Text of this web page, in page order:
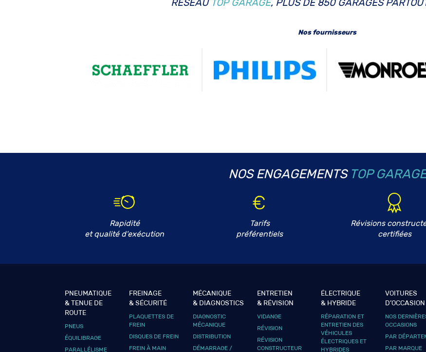
RÉSEAU TOP GARAGE, PLUS DE 850 GARAGES
Nos fournisseurs
NOS ENGAGEMENTS TOP GARAGE
Rapidité
et qualité d'exécution
Tarifs
préférentiels
Révisions
certifiées
PNEUMATIQUE
& TENUE DE
ROUTE
PNEUS
ÉQUILIBRAGE
PARALLÉLISME
FREINAGE
& SÉCURITÉ
PLAQUETTES DE
FREIN
DISQUES DE FREIN
FREIN À MAIN
MÉCANIQUE
& DIAGNOSTICS
DIAGNOSTIC
MÉCANIQUE
DISTRIBUTION
DÉMARRAGE /
ENTRETIEN
& RÉVISION
VIDANGE
RÉVISION
RÉVISION
CONSTRUCTEUR
ÉLECTRIQUE
& HYBRIDE
RÉPARATION ET
ENTRETIEN DES
VÉHICULES
ÉLECTRIQUES ET
HYBRIDES
VOITURES
D’OCCASION
NOS
OCCASIONS
PAR
PAR MARQUE